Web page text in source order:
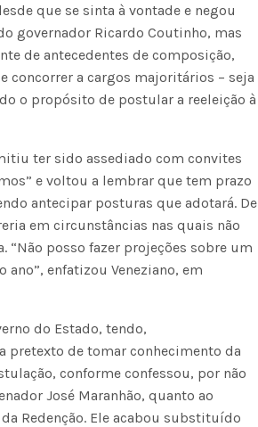
que se sinta à vontade e negou
governador Ricardo Coutinho, mas
de antecedentes de composição,
concorrer a cargos majoritários – seja
o propósito de postular a reeleição à
ter sido assediado com convites
e voltou a lembrar que tem prazo
antecipar posturas que adotará. De
em circunstâncias nas quais não
“Não posso fazer projeções sobre um
enfatizou Veneziano, em
do Estado, tendo,
de tomar conhecimento da
conforme confessou, por não
José Maranhão, quanto ao
Redenção. Ele acabou substituído